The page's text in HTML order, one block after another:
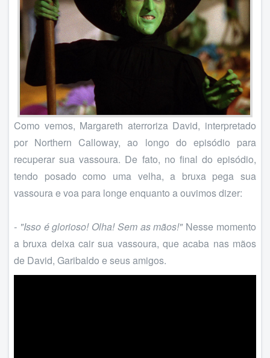
Como vemos, Margareth aterroriza David, interpretado
por Northern Calloway, ao longo do episódio para
recuperar sua vassoura. De fato, no final do episódio,
tendo posado como uma velha, a bruxa pega sua
vassoura e voa para longe enquanto a ouvimos dizer:
- "Isso é glorioso! Olha! Sem as mãos!"Nesse momento
a bruxa deixa cair sua vassoura, que acaba nas mãos
de David, Garibaldo e seus amigos.